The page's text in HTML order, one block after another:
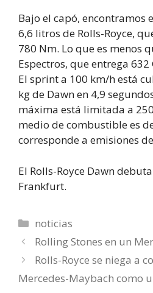
Bajo el capó, encontramos
6,6 litros de Rolls-Royce,
780 Nm. Lo que es menos
Espectros, que entrega 632
El sprint a 100 km/h está
kg de Dawn en 4,9
máxima está limitada a
medio de combustible es
corresponde a emisiones
El Rolls-Royce Dawn
Frankfurt.
Categorías
noticias
Rolling Stones en un
Rolls-Royce se niega a
Mercedes-Maybach como